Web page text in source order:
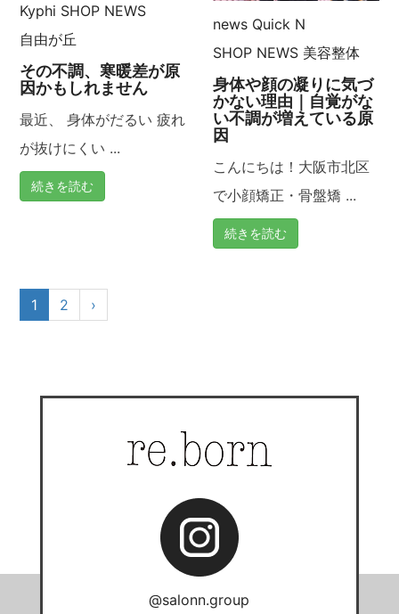
Kyphi SHOP NEWS
自由が丘
その不調、寒暖差が原
因かもしれません
最近、 身体がだるい 疲れ
が抜けにくい ...
続きを読む
news Quick N
SHOP NEWS 美容整体
身体や顔の凝りに気づ
かない理由｜自覚がな
い不調が増えている原
因
こんにちは！大阪市北区
で小顔矯正・骨盤矯 ...
続きを読む
1 2 ›
@salonn.group